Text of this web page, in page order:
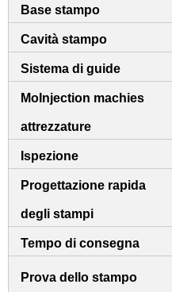
Base stampo
Cavità stampo
Sistema di guide
MoInjection machies
attrezzature
Ispezione
Progettazione rapida
degli stampi
Tempo di consegna
Prova dello stampo